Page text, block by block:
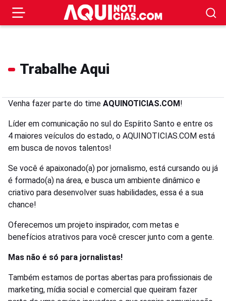
Trabalhe Aqui
Venha fazer parte do time AQUINOTICIAS.COM!
Líder em comunicação no sul do Espírito Santo e entre os
4 maiores veículos do estado, o AQUINOTICIAS.COM está
em busca de novos talentos!
Se você é apaixonado(a) por jornalismo, está cursando ou já
é formado(a) na área, e busca um ambiente dinâmico e
criativo para desenvolver suas habilidades, essa é a sua
chance!
Oferecemos um projeto inspirador, com metas e
benefícios atrativos para você crescer junto com a gente.
Mas não é só para jornalistas!
Também estamos de portas abertas para profissionais de
marketing, mídia social e comercial que queiram fazer